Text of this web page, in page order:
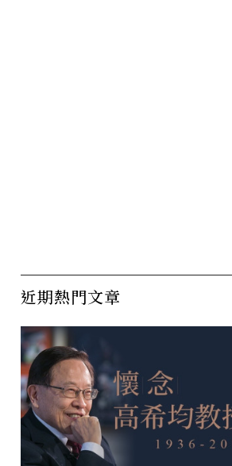
近期熱門文章